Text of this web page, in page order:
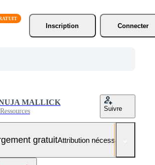
Inscription
Connecter
MALLICK
Suivre
gratuitAttribution nécessaire